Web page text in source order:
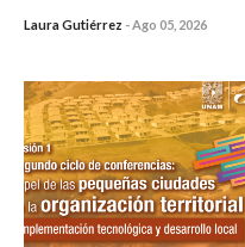
Laura Gutiérrez -Ago 05, 2026